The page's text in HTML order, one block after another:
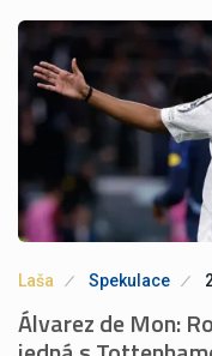
Laša Spekulace
Álvarez de Mon: